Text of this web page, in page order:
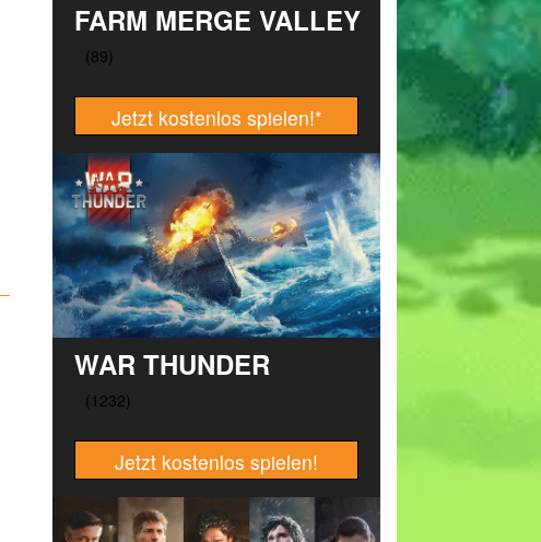
FARM MERGE VALLEY
Jetzt kostenlos spielen!*
WAR THUNDER
Jetzt kostenlos spielen!